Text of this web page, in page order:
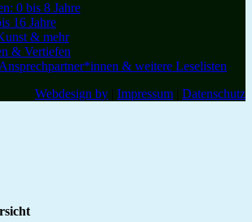
0 bis 8 Jahre
16 Jahre
& mehr
& Vertiefen
& weitere Leselisten
Webdesign by
Impressum Datenschutz